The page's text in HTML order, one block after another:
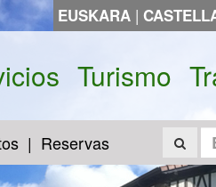
EUSKARA |
Turismo
Reservas